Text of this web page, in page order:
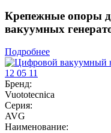
Крепежные опоры
вакуумных
Подробнее
Бренд:
Vuototecnica
Серия:
AVG
Наименование: